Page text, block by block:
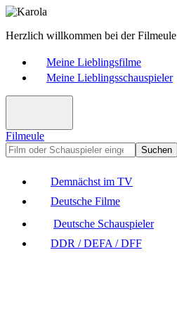
Herzlich willkommen bei der Filmeule
Meine Lieblingsfilme
Meine Lieblingsschauspieler
Filmeule
Suchen
Demnächst im TV
Deutsche Filme
Deutsche Schauspieler
DDR / DEFA / DFF